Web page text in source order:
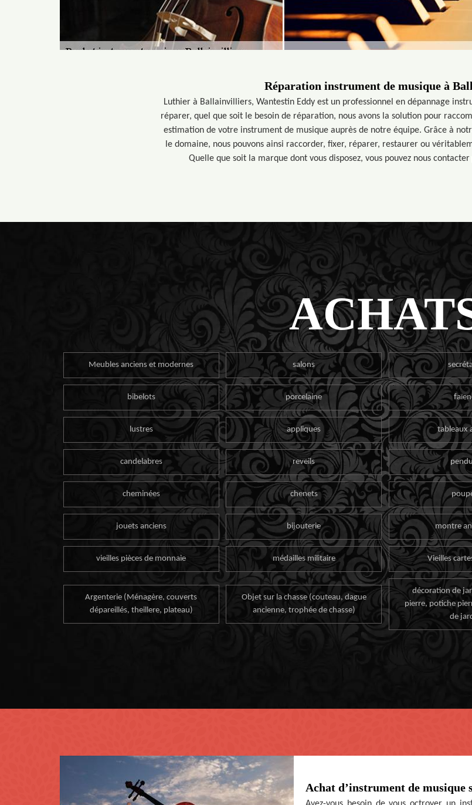
Réparation instrument de musique à
Luthier à Ballainvilliers, Wantestin Eddy est un professionnel en dépannage
réparer, quel que soit le besoin de réparation, nous avons la solution pour
estimation de votre instrument de musique auprès de notre équipe. Grâce à
le domaine, nous pouvons ainsi raccorder, fixer, réparer, restaurer ou
Quelle que soit la marque dont vous disposez, vous pouvez nous
Meubles anciens et modernes salons
bibelots porcelaine
lustres appliques tableaux
candelabres reveils
cheminées chenets
jouets anciens bijouterie montre
vieilles pièces de monnaie médailles militaire Vieilles
Argenterie (Ménagère, couverts
dépareillés, theillere, plateau)
Objet sur la chasse (couteau, dague
ancienne, trophée de chasse)
décoration de
pierre, potiche
de
Achat d’instrument de